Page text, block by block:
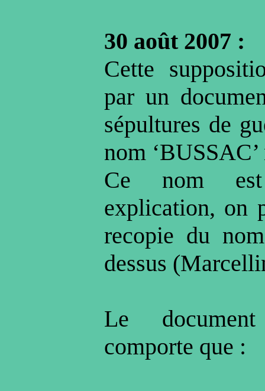
30 août 2007 :
Cette
par un
sépultures de
nom
Ce nom
explication, on
recopie du
dessus
Le
comporte que :